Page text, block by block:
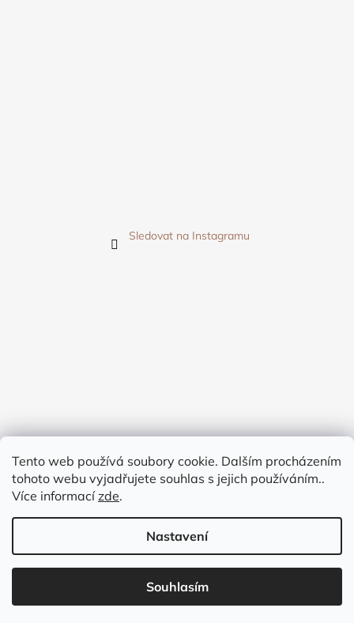
Tento web používá soubory cookie. Dalším procházením
tohoto webu vyjadřujete souhlas s jejich používáním..
Více informacízde.
Nastavení
Souhlasím
Sledovat na Instagramu
BY PAULINA. Všechna práva vyhrazena.